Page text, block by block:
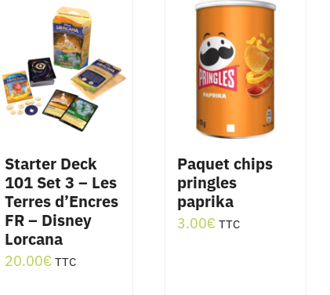
Starter Deck
101 Set 3 – Les
Terres d’Encres
FR – Disney
Lorcana
20.00€ TTC
Paquet chips
pringles
paprika
3.00€ TTC